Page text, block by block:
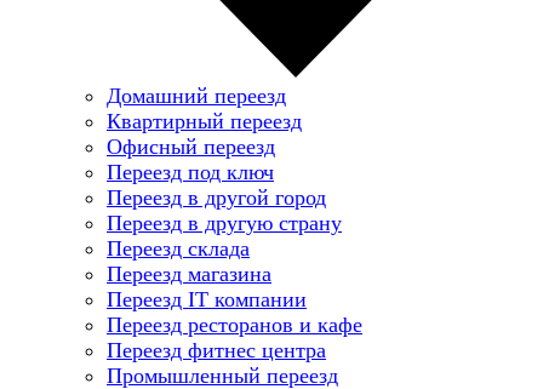
Домашний переезд
Квартирный переезд
Офисный переезд
Переезд под ключ
Переезд в другой город
Переезд в другую страну
Переезд склада
Переезд магазина
Переезд IT компании
Переезд ресторанов и кафе
Переезд фитнес центра
Промышленный переезд